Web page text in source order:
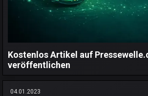
Kostenlos Artikel auf
veröffentlichen
04.01.2023